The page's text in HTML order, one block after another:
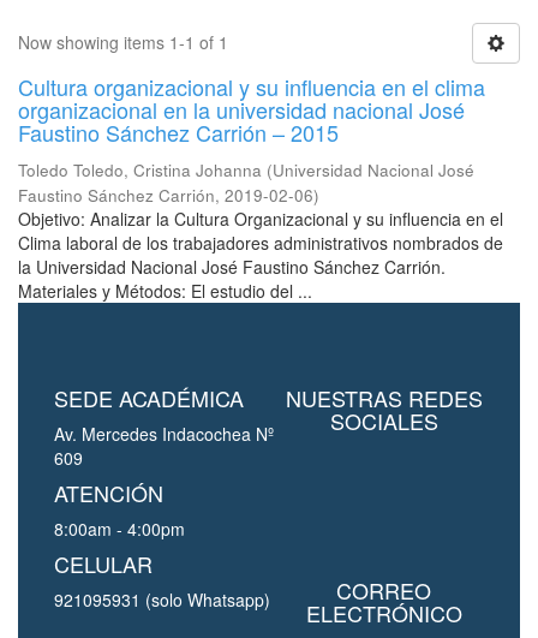
Now showing items 1-1 of 1
Cultura organizacional y su influencia en el clima
organizacional en la universidad nacional José
Faustino Sánchez Carrión – 2015
Toledo Toledo, Cristina Johanna (Universidad Nacional José
Faustino Sánchez Carrión, 2019-02-06)
Objetivo: Analizar la Cultura Organizacional y su influencia en el
Clima laboral de los trabajadores administrativos nombrados de
la Universidad Nacional José Faustino Sánchez Carrión.
Materiales y Métodos: El estudio del ...
SEDE ACADÉMICA
Av. Mercedes Indacochea Nº
609
ATENCIÓN
8:00am - 4:00pm
CELULAR
921095931 (solo Whatsapp)
NUESTRAS REDES
SOCIALES
CORREO
ELECTRÓNICO